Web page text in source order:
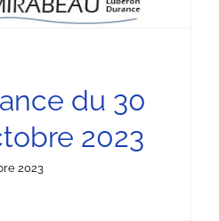
du 30
2023
2023